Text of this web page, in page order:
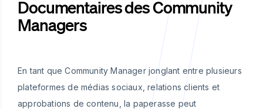
Documentaires des Community
Managers
En tant que Community Manager jonglant entre plusieurs
plateformes de médias sociaux, relations clients et
approbations de contenu, la paperasse peut